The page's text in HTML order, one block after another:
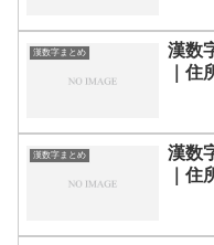
漢数字まとめ
漢数
｜住
漢数字まとめ
漢数
｜住